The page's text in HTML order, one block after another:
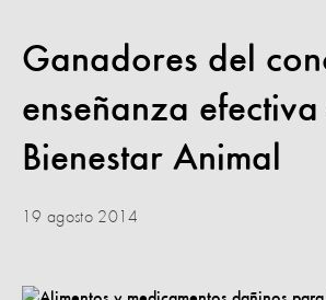
Ganadores del
enseñanza
Bienestar Animal
19 agosto 2014